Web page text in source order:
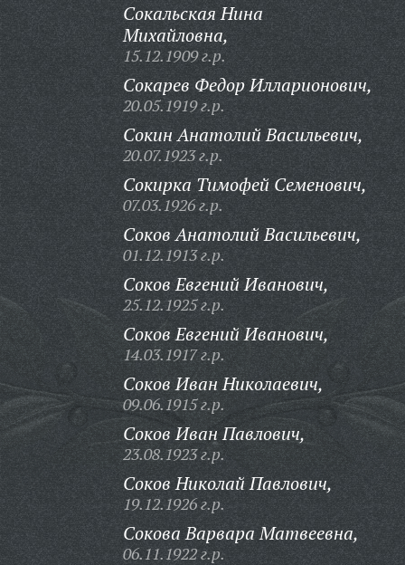
Сокальская Нина
Михайловна,
15.12.1909 г.р.
Сокарев Федор Илларионович,
20.05.1919 г.р.
Сокин Анатолий Васильевич,
20.07.1923 г.р.
Сокирка Тимофей Семенович,
07.03.1926 г.р.
Соков Анатолий Васильевич,
01.12.1913 г.р.
Соков Евгений Иванович,
25.12.1925 г.р.
Соков Евгений Иванович,
14.03.1917 г.р.
Соков Иван Николаевич,
09.06.1915 г.р.
Соков Иван Павлович,
23.08.1923 г.р.
Соков Николай Павлович,
19.12.1926 г.р.
Сокова Варвара Матвеевна,
06.11.1922 г.р.